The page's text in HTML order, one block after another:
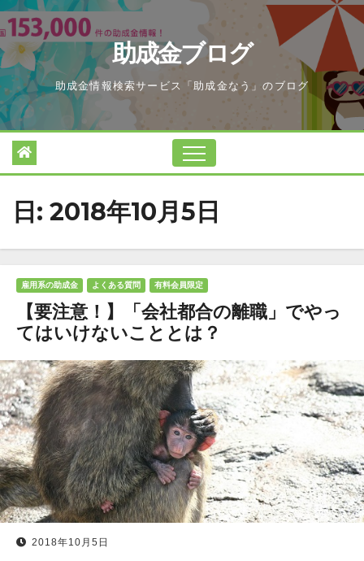
Skip
to
content
助成金ブログ
助成金情報検索サービス「助成金なう」のブログ
日: 2018年10月5日
雇用系の助成金 よくある質問 有料会員限定
【要注意！】「会社都合の離職」でやっ
てはいけないこととは？
2018年10月5日